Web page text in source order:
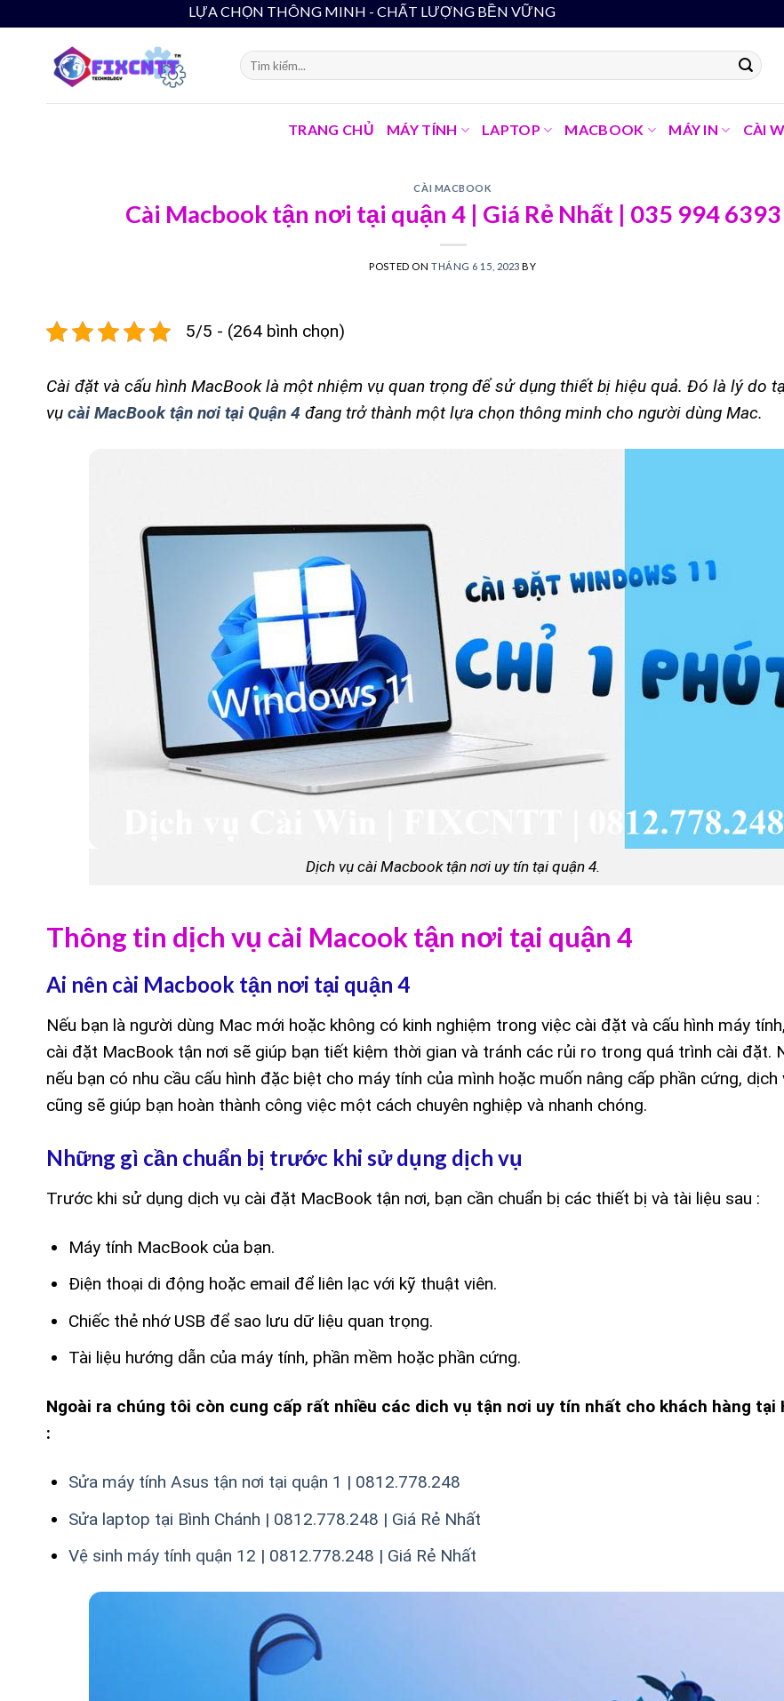
to
LỰA CHỌN THÔNG MINH - CHẤT LƯỢNG BỀN VỮNG
TRANG CHỦ MÁY TÍNH LAPTOP MACBOOK MÁY IN CÀI
CÀI MACBOOK
Cài Macbook tận nơi tại quận 4 | Giá Rẻ Nhất | 035 994 6393
POSTED ON THÁNG 6 15, 2023 BY
5/5 - (264 bình chọn)
Cài đặt và cấu hình MacBook là một nhiệm vụ quan trọng để sử dụng thiết bị hiệu quả. Đó là lý do
vụ cài MacBook tận nơi tại Quận 4 đang trở thành một lựa chọn thông minh cho người dùng Mac.
Dịch vụ cài Macbook tận nơi uy tín tại quận 4.
Thông tin dịch vụ cài Macook tận nơi tại quận 4
Ai nên cài Macbook tận nơi tại quận 4
Nếu bạn là người dùng Mac mới hoặc không có kinh nghiệm trong việc cài đặt và cấu hình máy
cài đặt MacBook tận nơi sẽ giúp bạn tiết kiệm thời gian và tránh các rủi ro trong quá trình cài đặt.
nếu bạn có nhu cầu cấu hình đặc biệt cho máy tính của mình hoặc muốn nâng cấp phần cứng, dịch
cũng sẽ giúp bạn hoàn thành công việc một cách chuyên nghiệp và nhanh chóng.
Những gì cần chuẩn bị trước khi sử dụng dịch vụ
Trước khi sử dụng dịch vụ cài đặt MacBook tận nơi, bạn cần chuẩn bị các thiết bị và tài liệu sau :
Máy tính MacBook của bạn.
Điện thoại di động hoặc email để liên lạc với kỹ thuật viên.
Chiếc thẻ nhớ USB để sao lưu dữ liệu quan trọng.
Tài liệu hướng dẫn của máy tính, phần mềm hoặc phần cứng.
Ngoài ra chúng tôi còn cung cấp rất nhiều các dich vụ tận nơi uy tín nhất cho khách hàng tại
:
Sửa máy tính Asus tận nơi tại quận 1 | 0812.778.248
Sửa laptop tại Bình Chánh | 0812.778.248 | Giá Rẻ Nhất
Vệ sinh máy tính quận 12 | 0812.778.248 | Giá Rẻ Nhất